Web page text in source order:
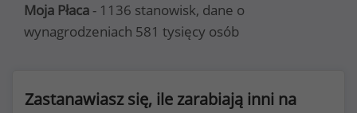
Moja Płaca - 1136 stanowisk, dane o
wynagrodzeniach 581 tysięcy osób
Zastanawiasz się, ile zarabiają inni na